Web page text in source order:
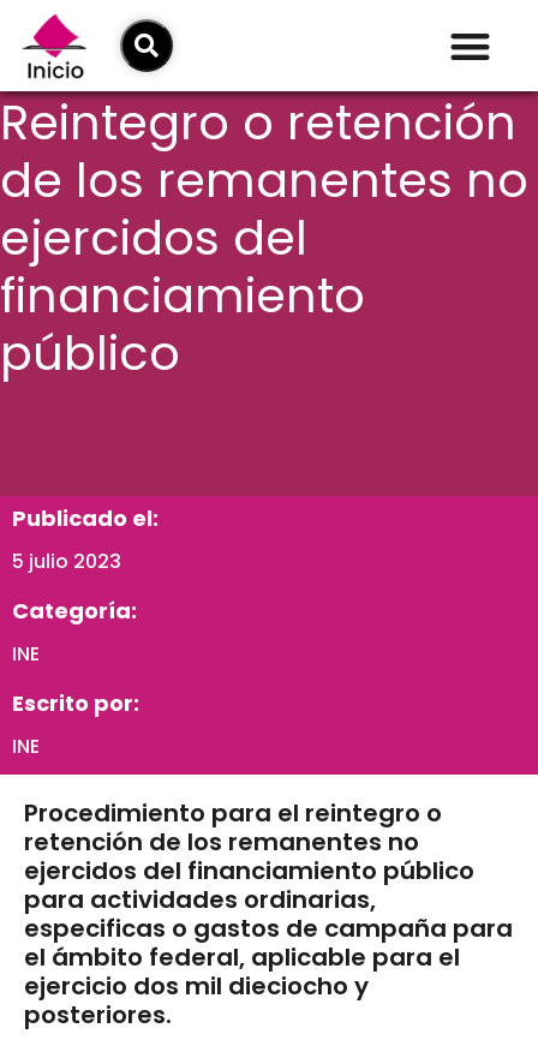
Reintegro o retención
de los remanentes no
ejercidos del
financiamiento
público
Publicado el:
5 julio 2023
Categoría:
INE
Escrito por:
INE
Procedimiento para el reintegro o
retención de los remanentes no
ejercidos del financiamiento público
para actividades ordinarias,
especificas o gastos de campaña para
el ámbito federal, aplicable para el
ejercicio dos mil dieciocho y
posteriores.